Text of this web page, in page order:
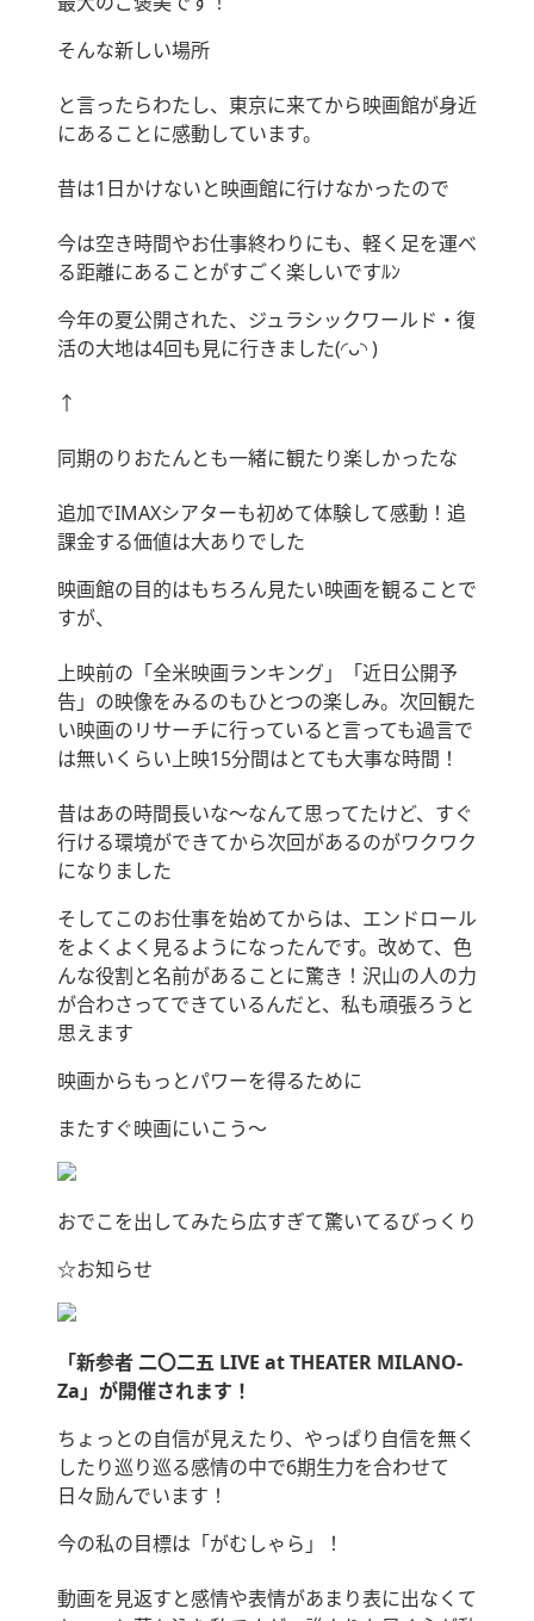
そんな新しい場所
と言ったらわたし、東京に来てから映画館が身近
にあることに感動しています。
昔は1日かけないと映画館に行けなかったので
今は空き時間やお仕事終わりにも、軽く足を運べ
る距離にあることがすごく楽しいですﾙﾝ
今年の夏公開された、ジュラシックワールド・復
活の大地は4回も見に行きました(◜ᴗ◝ )
↑
同期のりおたんとも一緒に観たり楽しかったな
追加でIMAXシアターも初めて体験して感動！追
課金する価値は大ありでした
映画館の目的はもちろん見たい映画を観ることで
すが、
上映前の「全米映画ランキング」「近日公開予
告」の映像をみるのもひとつの楽しみ。次回観た
い映画のリサーチに行っていると言っても過言で
は無いくらい上映15分間はとても大事な時間！
昔はあの時間長いな〜なんて思ってたけど、すぐ
行ける環境ができてから次回があるのがワクワク
になりました
そしてこのお仕事を始めてからは、エンドロール
をよくよく見るようになったんです。改めて、色
んな役割と名前があることに驚き！沢山の人の力
が合わさってできているんだと、私も頑張ろうと
思えます
映画からもっとパワーを得るために
またすぐ映画にいこう〜
おでこを出してみたら広すぎて驚いてるびっくり
☆お知らせ
「新参者 二〇二五 LIVE at THEATER MILANO-
Za」が開催されます！
ちょっとの自信が見えたり、やっぱり自信を無く
したり巡り巡る感情の中で6期生力を合わせて
日々励んでいます！
今の私の目標は「がむしゃら」！
動画を見返すと感情や表情があまり表に出なくて